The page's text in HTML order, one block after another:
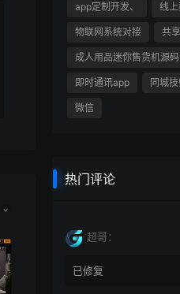
app定制开发、 线
物联网系统对接 共
成人用品迷你售货机源码
即时通讯app 同城
微信
热门评论
超哥：
已修复